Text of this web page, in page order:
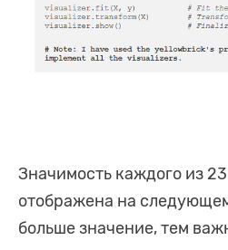
Значимость каждого из
отображена на
больше значение, тем